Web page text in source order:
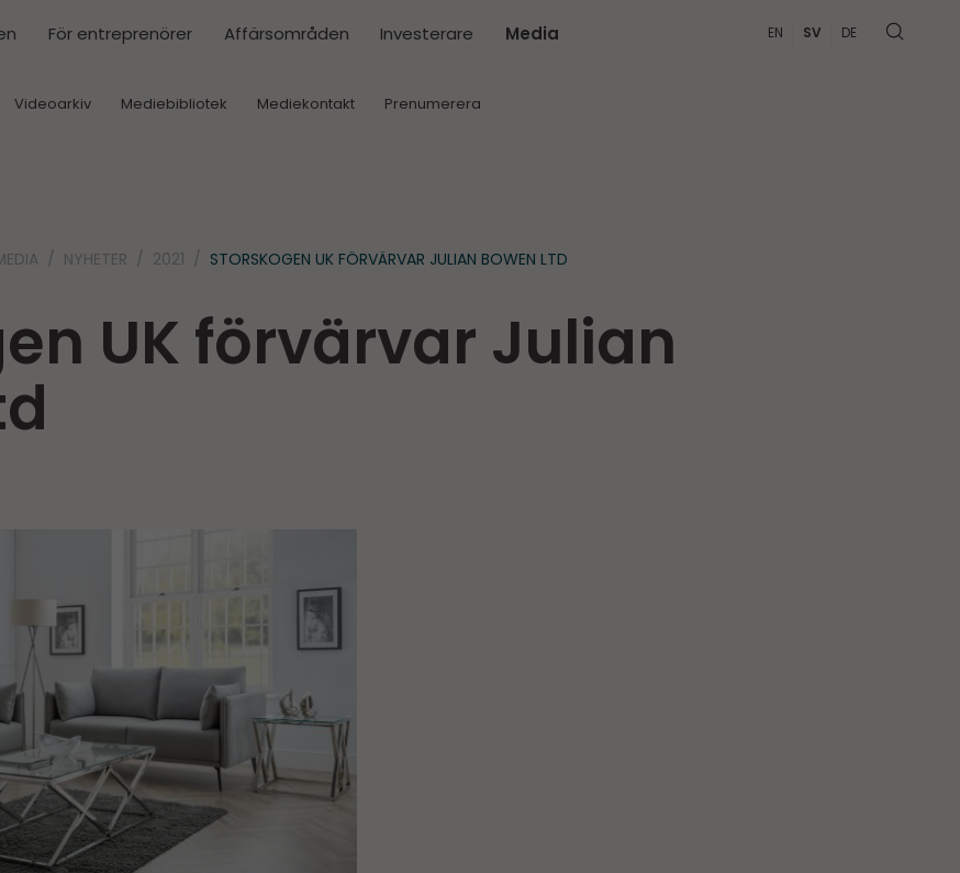
För entreprenörer Affärsområden Investerare Media
Videoarkiv Mediebibliotek Mediekontakt Prenumerera
EN SV DE
NYHETER 2021 STORSKOGEN UK FÖRVÄRVAR JULIAN BOWEN LTD
UK förvärvar Julian